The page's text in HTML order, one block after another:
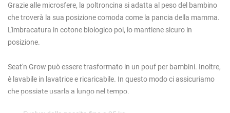
Grazie alle microsfere, la poltroncina si adatta al peso del bambino
che troverà la sua posizione comoda come la pancia della mamma.
L'imbracatura in cotone biologico poi, lo mantiene sicuro in
posizione.
Seat'n Grow può essere trasformato in un pouf per bambini. Inoltre,
è lavabile in lavatrice e ricaricabile. In questo modo ci assicuriamo
che possiate usarla a lungo nel tempo.